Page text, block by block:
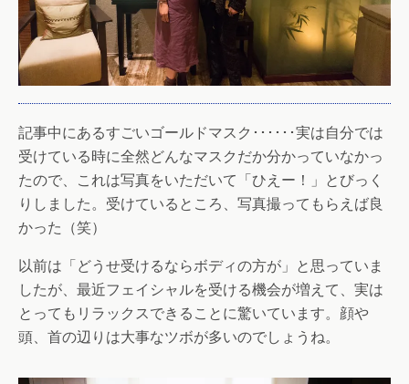
記事中にあるすごいゴールドマスク･･････実は自分では
受けている時に全然どんなマスクだか分かっていなかっ
たので、これは写真をいただいて「ひえー！」とびっく
りしました。受けているところ、写真撮ってもらえば良
かった（笑）
以前は「どうせ受けるならボディの方が」と思っていま
したが、最近フェイシャルを受ける機会が増えて、実は
とってもリラックスできることに驚いています。顔や
頭、首の辺りは大事なツボが多いのでしょうね。